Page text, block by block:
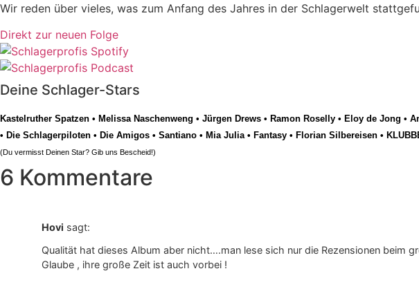
Wir reden über vieles, was zum Anfang des Jahres in der Schlagerwelt
Direkt zur neuen Folge
Deine Schlager-Stars
Kastelruther Spatzen • Melissa Naschenweng • Jürgen Drews • Ramon Roselly • Eloy de Jong •
• Die Schlagerpiloten • Die Amigos • Santiano • Mia Julia• Fantasy • Florian Silbereisen •
(Du vermisst Deinen Star? Gib uns Bescheid!)
6 Kommentare
Hovi sagt:
Qualität hat dieses Album aber nicht….man lese sich nur die Rezensionen beim
Glaube , ihre große Zeit ist auch vorbei !